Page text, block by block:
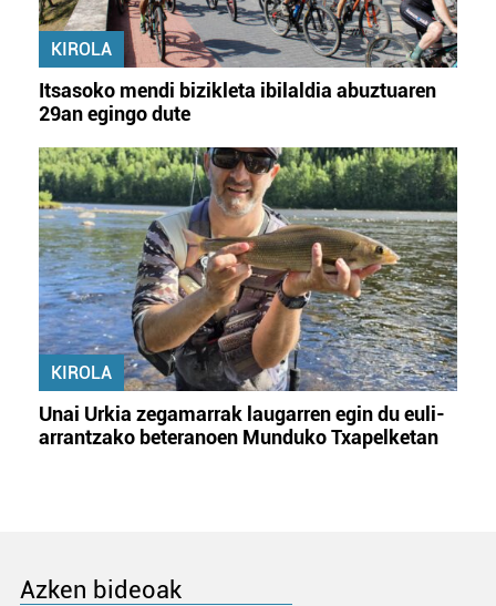
KIROLA
Itsasoko mendi bizikleta ibilaldia abuztuaren
29an egingo dute
KIROLA
Unai Urkia zegamarrak laugarren egin du euli-
arrantzako beteranoen Munduko Txapelketan
Azken bideoak